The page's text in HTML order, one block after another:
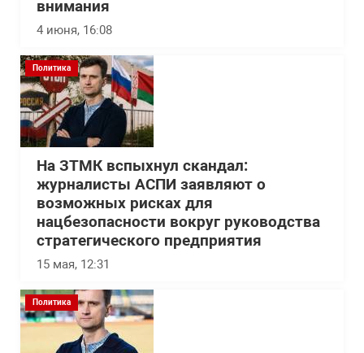
внимания
4 июня, 16:08
Политика
На ЗТМК вспыхнул скандал:
журналисты АСПИ заявляют о
возможных рисках для
нацбезопасности вокруг руководства
стратегического предприятия
15 мая, 12:31
Политика